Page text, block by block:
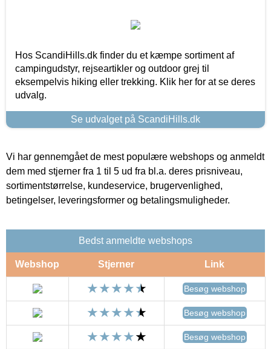
Hos ScandiHills.dk finder du et kæmpe sortiment af
campingudstyr, rejseartikler og outdoor grej til
eksempelvis hiking eller trekking. Klik her for at se deres
udvalg.
Se udvalget på ScandiHills.dk
Vi har gennemgået de mest populære webshops og anmeldt
dem med stjerner fra 1 til 5 ud fra bl.a. deres prisniveau,
sortimentstørrelse, kundeservice, brugervenlighed,
betingelser, leveringsformer og betalingsmuligheder.
Bedst anmeldte webshops
Webshop Stjerner Link
Besøg webshop
Besøg webshop
Besøg webshop